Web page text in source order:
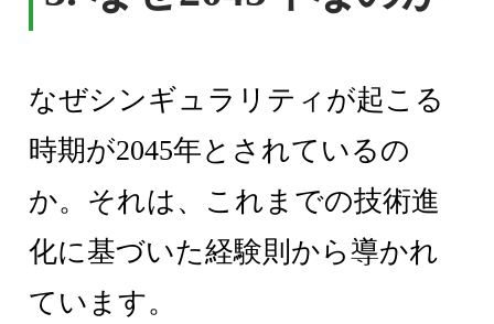
なぜシンギュラリティが起こる
時期が2045年とされているの
か。それは、これまでの技術進
化に基づいた経験則から導かれ
ています。